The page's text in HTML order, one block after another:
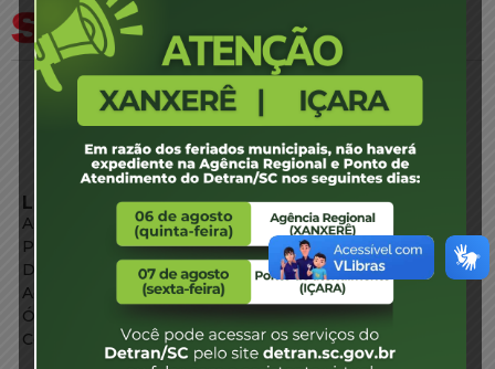
LINKS EXTERNOS
Agência de Notícias
Portal de Serviços
Diário Oficial
Acesso à Informação
Órgãos do Governo
Conheça SC